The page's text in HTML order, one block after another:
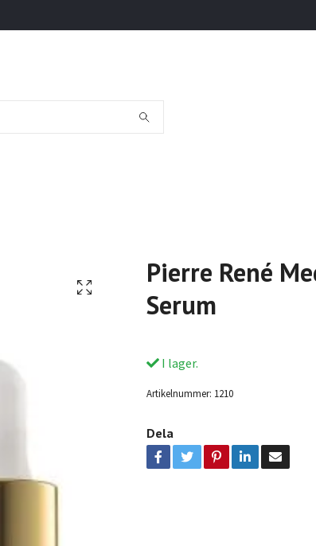
Pierre René
Serum
I lager.
Artikelnummer: 1210
Dela